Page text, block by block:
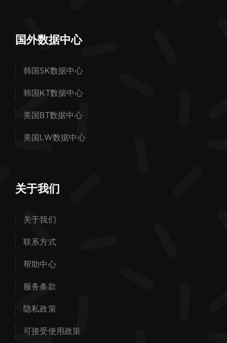
国外数据中心
韩国SK数据中心
韩国KT数据中心
美国BT数据中心
美国LW数据中心
关于我们
关于我们
联系方式
帮助中心
服务条款
隐私政策
可接受使用政策